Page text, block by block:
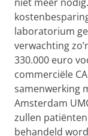
laboratorium
verwachting
330.000 euro
commerciële
samenwerking
Amsterdam
zullen
behandeld